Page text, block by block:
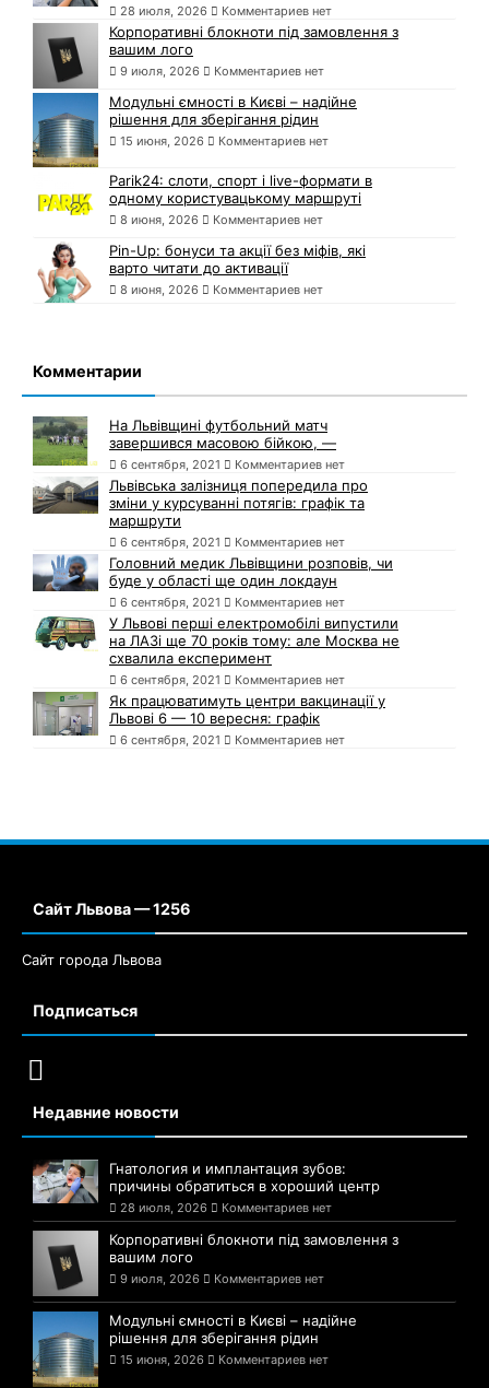
28 июля, 2026 Комментариев нет
Корпоративні блокноти під замовлення з
вашим лого
9 июля, 2026 Комментариев нет
Модульні ємності в Києві – надійне
рішення для зберігання рідин
15 июня, 2026 Комментариев нет
Parik24: слоти, спорт і live-формати в
одному користувацькому маршруті
8 июня, 2026 Комментариев нет
Pin-Up: бонуси та акції без міфів, які
варто читати до активації
8 июня, 2026 Комментариев нет
Комментарии
На Львівщині футбольний матч
завершився масовою бійкою, —
6 сентября, 2021 Комментариев нет
Львівська залізниця попередила про
зміни у курсуванні потягів: графік та
маршрути
6 сентября, 2021 Комментариев нет
Головний медик Львівщини розповів, чи
буде у області ще один локдаун
6 сентября, 2021 Комментариев нет
У Львові перші електромобілі випустили
на ЛАЗі ще 70 років тому: але Москва не
схвалила експеримент
6 сентября, 2021 Комментариев нет
Як працюватимуть центри вакцинації у
Львові 6 — 10 вересня: графік
6 сентября, 2021 Комментариев нет
Сайт Львова — 1256
Сайт города Львова
Подписаться
Недавние новости
Гнатология и имплантация зубов:
причины обратиться в хороший центр
28 июля, 2026 Комментариев нет
Корпоративні блокноти під замовлення з
вашим лого
9 июля, 2026 Комментариев нет
Модульні ємності в Києві – надійне
рішення для зберігання рідин
15 июня, 2026 Комментариев нет